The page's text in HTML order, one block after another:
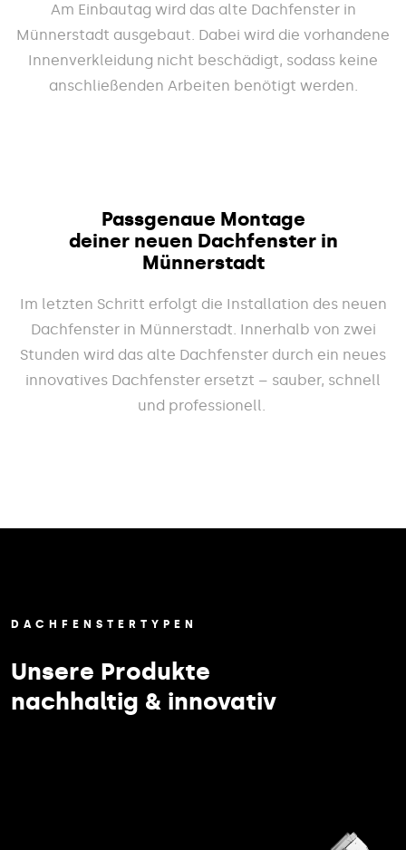
Am Einbautag wird das alte Dachfenster in
Münnerstadt ausgebaut. Dabei wird die vorhandene
Innenverkleidung nicht beschädigt, sodass keine
anschließenden Arbeiten benötigt werden.
Passgenaue Montage
deiner neuen Dachfenster in
Münnerstadt
Im letzten Schritt erfolgt die Installation des neuen
Dachfenster in Münnerstadt. Innerhalb von zwei
Stunden wird das alte Dachfenster durch ein neues
innovatives Dachfenster ersetzt – sauber, schnell
und professionell.
DACHFENSTERTYPEN
Unsere Produkte
nachhaltig & innovativ